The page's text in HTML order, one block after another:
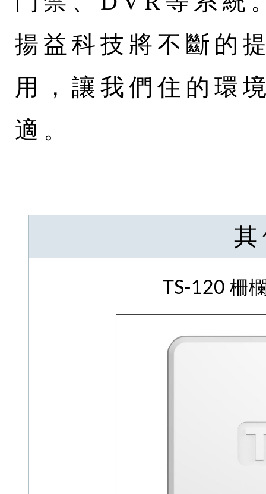
揚益科技將不斷的
用，讓我們住的環
適。
TS-120 柵